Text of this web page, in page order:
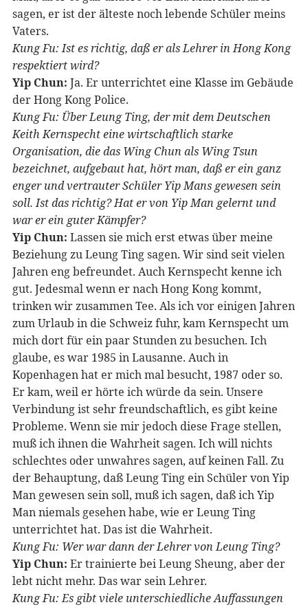
sagen, er ist der älteste noch lebende Schüler meins
Vaters.
Kung Fu: Ist es richtig, daß er als Lehrer in Hong Kong
respektiert wird?
Yip Chun: Ja. Er unterrichtet eine Klasse im Gebäude
der Hong Kong Police.
Kung Fu: Über Leung Ting, der mit dem Deutschen
Keith Kernspecht eine wirtschaftlich starke
Organisation, die das Wing Chun als Wing Tsun
bezeichnet, aufgebaut hat, hört man, daß er ein ganz
enger und vertrauter Schüler Yip Mans gewesen sein
soll. Ist das richtig? Hat er von Yip Man gelernt und
war er ein guter Kämpfer?
Yip Chun: Lassen sie mich erst etwas über meine
Beziehung zu Leung Ting sagen. Wir sind seit vielen
Jahren eng befreundet. Auch Kernspecht kenne ich
gut. Jedesmal wenn er nach Hong Kong kommt,
trinken wir zusammen Tee. Als ich vor einigen Jahren
zum Urlaub in die Schweiz fuhr, kam Kernspecht um
mich dort für ein paar Stunden zu besuchen. Ich
glaube, es war 1985 in Lausanne. Auch in
Kopenhagen hat er mich mal besucht, 1987 oder so.
Er kam, weil er hörte ich würde da sein. Unsere
Verbindung ist sehr freundschaftlich, es gibt keine
Probleme. Wenn sie mir jedoch diese Frage stellen,
muß ich ihnen die Wahrheit sagen. Ich will nichts
schlechtes oder unwahres sagen, auf keinen Fall. Zu
der Behauptung, daß Leung Ting ein Schüler von Yip
Man gewesen sein soll, muß ich sagen, daß ich Yip
Man niemals gesehen habe, wie er Leung Ting
unterrichtet hat. Das ist die Wahrheit.
Kung Fu: Wer war dann der Lehrer von Leung Ting?
Yip Chun: Er trainierte bei Leung Sheung, aber der
lebt nicht mehr. Das war sein Lehrer.
Kung Fu: Es gibt viele unterschiedliche Auffassungen